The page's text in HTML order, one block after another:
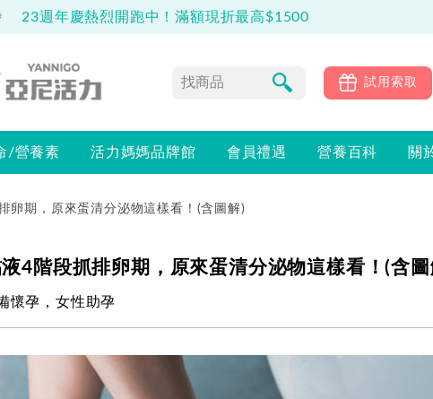
23週年慶熱烈開跑中！滿額現折最高$1500
試用索取
/營養素 活力媽媽品牌館 會員禮遇 營養百科 關
卵期，原來蛋清分泌物這樣看！(含圖解)
4階段抓排卵期，原來蛋清分泌物這樣看！(含圖
懷孕 ，女性助孕